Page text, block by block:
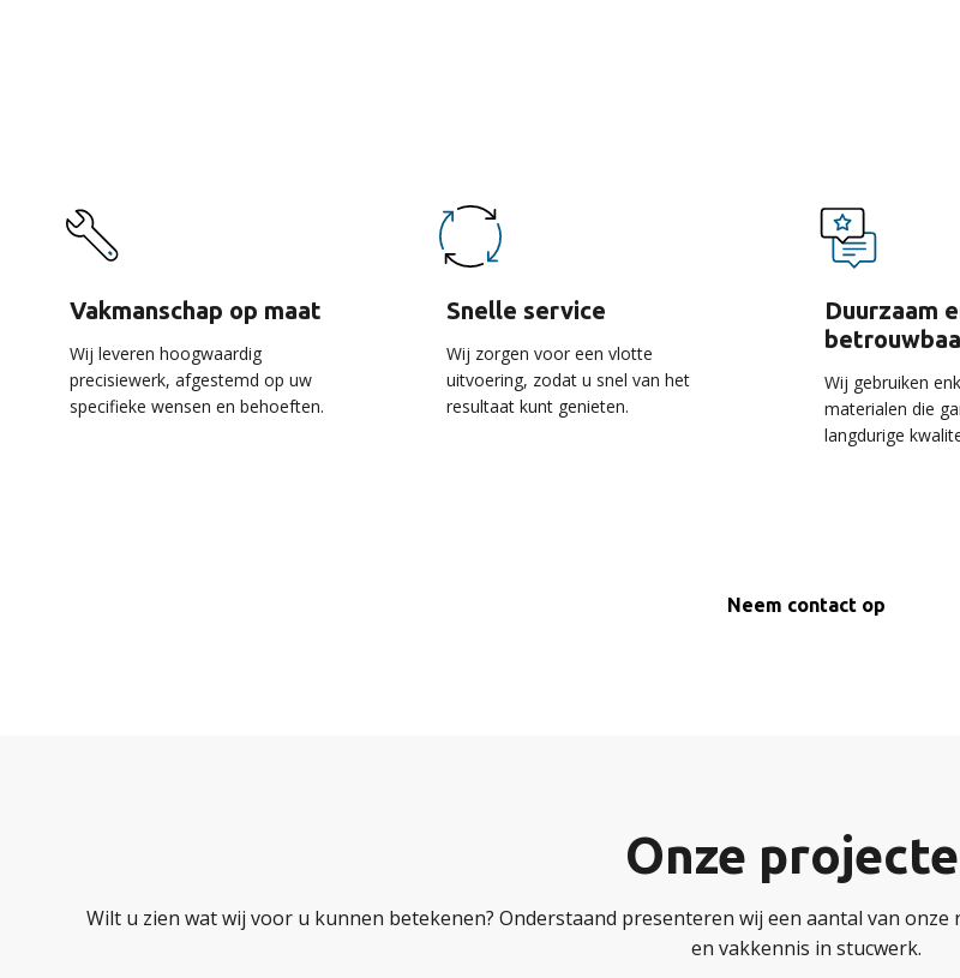
Vakmanschap op maat
Wij leveren hoogwaardig
precisiewerk, afgestemd op uw
specifieke wensen en behoeften.
Snelle service
Wij zorgen voor een vlotte
uitvoering, zodat u snel van het
resultaat kunt genieten.
Duurzaam
Wij gebruiken
materialen die
langdurige
Neem contact op
Onze
Wilt u zien wat wij voor u kunnen betekenen? Onderstaand presenteren wij een aantal van
en vakkennis in stucwerk.